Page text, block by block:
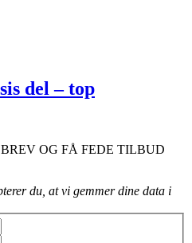
del – top
OG FÅ FEDE TILBUD
du, at vi gemmer dine data i